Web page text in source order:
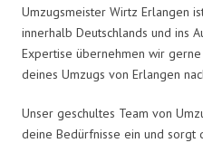
Umzugsmeister Wirtz Erlangen
innerhalb Deutschlands und ins
Expertise übernehmen wir
deines Umzugs von Erlangen
Unser geschultes Team von
deine Bedürfnisse ein und sorgt